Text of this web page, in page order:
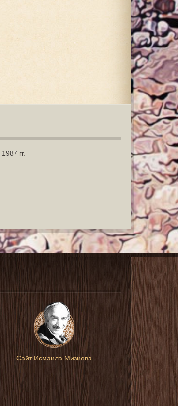
гг.
Сайт Исмаила Мизиева